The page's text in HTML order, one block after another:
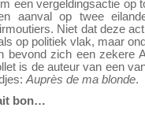
een vergeldingsactie op
aanval op twee
Niet dat deze
op politiek vlak, maar
bevond zich een zekere
is de auteur van een
Auprès de ma blonde.
bon…